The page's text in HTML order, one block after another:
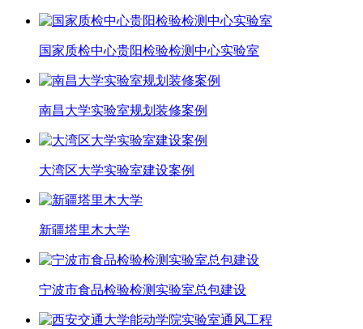
国家质检中心贵阳检验检测中心实验室
南昌大学实验室规划装修案例
大湾区大学实验室建设案例
新疆塔里木大学
宁波市食品检验检测实验室总包建设